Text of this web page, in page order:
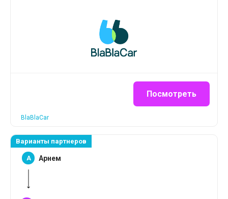
Посмотреть
BlaBlaCar
Варианты партнеров
A Арнем